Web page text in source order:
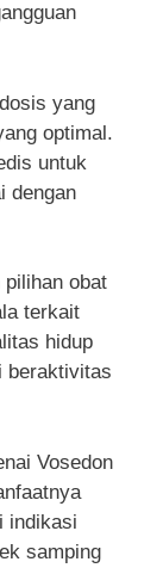
yang
optimal.
untuk
dengan
pilihan obat
terkait
hidup
beraktivitas
Vosedon
indikasi
samping